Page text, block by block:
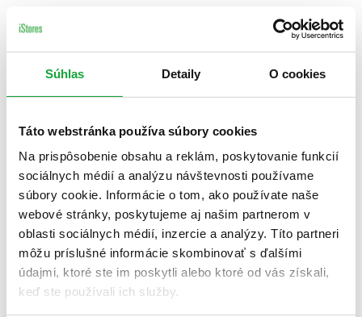
Súhlas Detaily O cookies
Táto webstránka používa súbory cookies
Na prispôsobenie obsahu a reklám, poskytovanie funkcií
sociálnych médií a analýzu návštevnosti používame
súbory cookie. Informácie o tom, ako používate naše
webové stránky, poskytujeme aj našim partnerom v
oblasti sociálnych médií, inzercie a analýzy. Títo partneri
môžu príslušné informácie skombinovať s ďalšími
údajmi, ktoré ste im poskytli alebo ktoré od vás získali,
keď ste používali ich služby.